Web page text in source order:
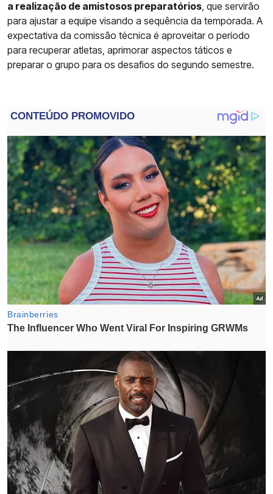
a realização de amistosos preparatórios, que servirão
para ajustar a equipe visando a sequência da temporada. A
expectativa da comissão técnica é aproveitar o período
para recuperar atletas, aprimorar aspectos táticos e
preparar o grupo para os desafios do segundo semestre.